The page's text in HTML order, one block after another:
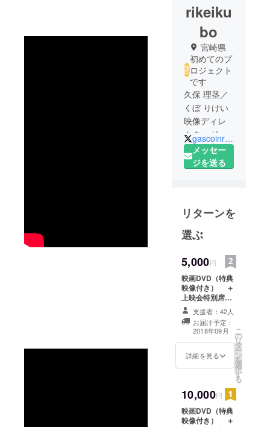
rikeiku
bo
宮崎県
初めてのプ
ロジェクト
です
久保 理茎／
くぼ りけい
映像ディレ
クターガス
コイン・エ
イシア代表
地・西原村
の取材・撮
影をつづけ
ている。鹿
児島市生ま
れ 宮崎市在
住91年熊本
市で映像の
仕事に関わ
り始めた。
gascoinradio
メッセー
ジを送る
リターンを
選ぶ
5,000円
映画DVD（特典
映像付き） ＋
上映会特別席
（会場におこし
いただけた
ら…） ＋ディレ
クターから御礼
のメール
支援者：42人
お届け予定：
2018年09月
詳細を見る
こ
の
リ
タ
ー
ン
を
選
択
す
る
10,000円
映画DVD（特典
映像付き） ＋